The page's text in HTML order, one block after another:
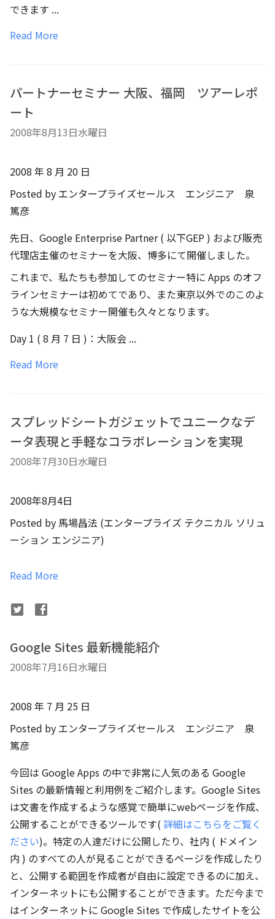
できます ...
Read More
パートナーセミナー 大阪、福岡 ツアーレポ
ート
2008年8月13日水曜日
2008 年 8 月 20 日
Posted by エンタープライズセールス エンジニア 泉
篤彦
先日、Google Enterprise Partner ( 以下GEP ) および販売
代理店主催のセミナーを大阪、博多にて開催しました。
これまで、私たちも参加してのセミナー特に Apps のオフ
ラインセミナーは初めてであり、また東京以外でのこのよ
うな大規模なセミナー開催も久々となります。
Day 1 ( 8 月 7 日 )：大阪会 ...
Read More
スプレッドシートガジェットでユニークなデ
ータ表現と手軽なコラボレーションを実現
2008年7月30日水曜日
2008年8月4日
Posted by 馬場昌法 (エンタープライズ テクニカル ソリュ
ーション エンジニア)
Read More
Google Sites 最新機能紹介
2008年7月16日水曜日
2008 年 7 月 25 日
Posted by エンタープライズセールス エンジニア 泉
篤彦
今回は Google Apps の中で非常に人気のある Google
Sites の最新情報と利用例をご紹介します。Google Sites
は文書を作成するような感覚で簡単にwebページを作成、
公開することができるツールです( 詳細はこちらをご覧く
ださい)。特定の人達だけに公開したり、社内 ( ドメイン
内 ) のすべての人が見ることができるページを作成したり
と、公開する範囲を作成者が自由に設定できるのに加え、
インターネットにも公開することができます。ただ今まで
はインターネットに Google Sites で作成したサイトを公